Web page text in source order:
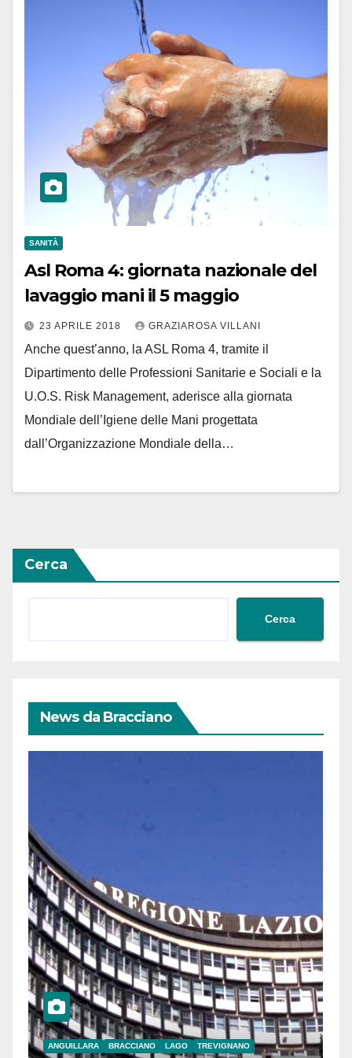
SANITÀ
Asl Roma 4: giornata nazionale del
lavaggio mani il 5 maggio
23 APRILE 2018 GRAZIAROSA VILLANI
Anche quest’anno, la ASL Roma 4, tramite il
Dipartimento delle Professioni Sanitarie e Sociali e la
U.O.S. Risk Management, aderisce alla giornata
Mondiale dell’Igiene delle Mani progettata
dall’Organizzazione Mondiale della…
Cerca
Cerca
News da Bracciano
ANGUILLARA BRACCIANO LAGO TREVIGNANO